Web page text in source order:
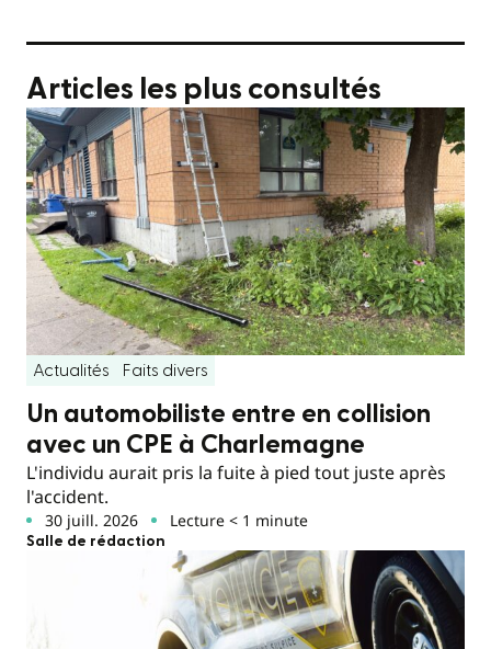
Articles les plus consultés
Actualités Faits divers
Un automobiliste entre en collision
avec un CPE à Charlemagne
L'individu aurait pris la fuite à pied tout juste après
l'accident.
30 juill. 2026 Lecture < 1 minute
Salle de rédaction